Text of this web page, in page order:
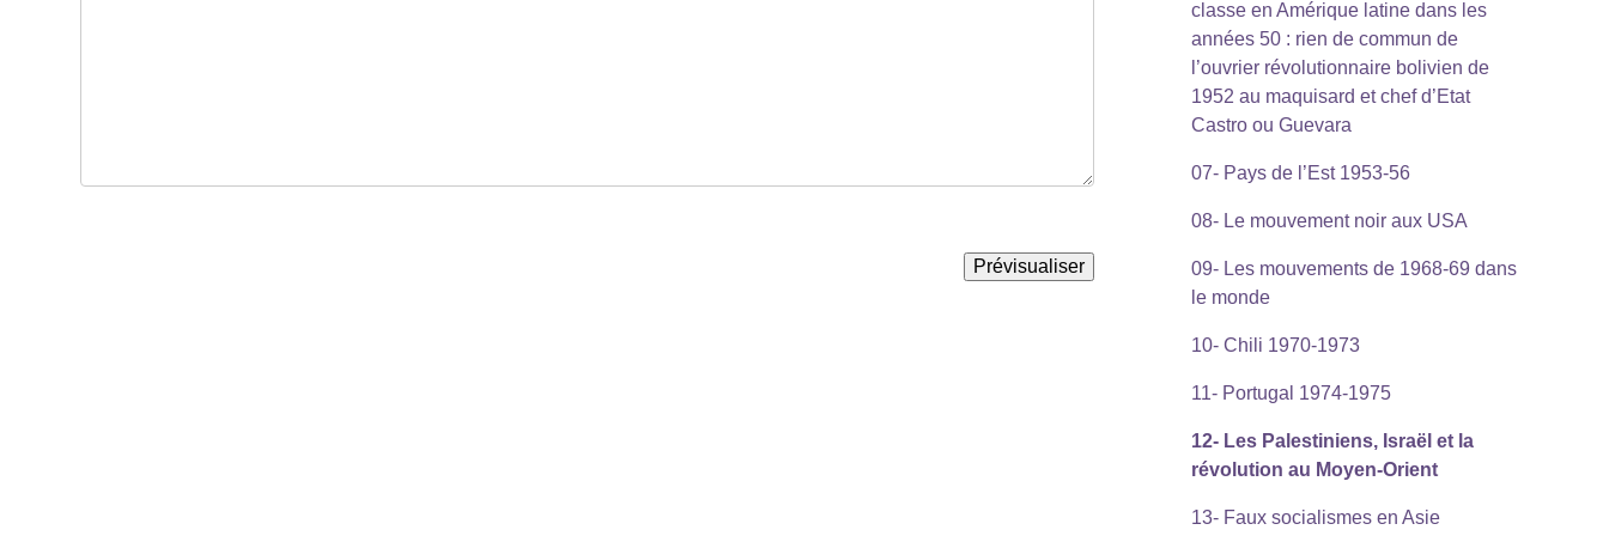
classe en Amérique latine dans les
années 50 : rien de commun de
l’ouvrier révolutionnaire bolivien de
1952 au maquisard et chef d’Etat
Castro ou Guevara
07- Pays de l’Est 1953-56
08- Le mouvement noir aux USA
09- Les mouvements de 1968-69 dans
le monde
10- Chili 1970-1973
11- Portugal 1974-1975
12- Les Palestiniens, Israël et la
révolution au Moyen-Orient
13- Faux socialismes en Asie